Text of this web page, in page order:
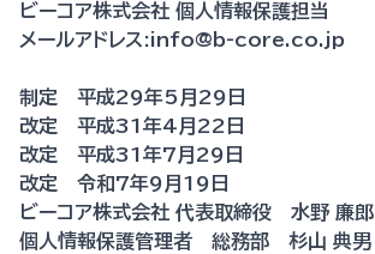
ビーコア株式会社 個人情報保護担当
メールアドレス:info@b-core.co.jp
制定 平成29年5月29日
改定 平成31年4月22日
改定 平成31年7月29日
改定 令和7年9月19日
ビーコア株式会社 代表取締役 水野 廉郎
個人情報保護管理者 総務部 杉山 典男